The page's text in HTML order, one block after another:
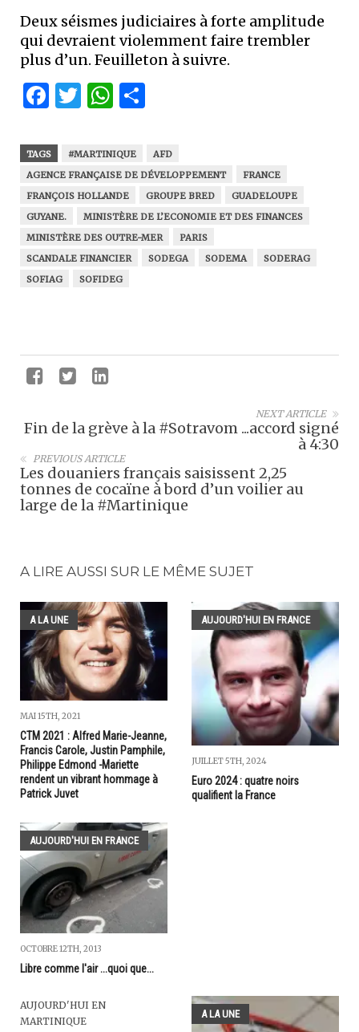
Deux séismes judiciaires à forte amplitude
qui devraient violemment faire trembler
plus d’un. Feuilleton à suivre.
Facebook
Twitter
WhatsApp
TAGS #MARTINIQUE
AFD
AGENCE FRANÇAISE DE DÉVELOPPEMENT
FRANCE
FRANÇOIS HOLLANDE
GROUPE BRED
GUADELOUPE
GUYANE.
MINISTÈRE DE L’ECONOMIE ET DES FINANCES
MINISTÈRE DES OUTRE-MER
PARIS
SCANDALE FINANCIER
SODEGA SODEMA
SODERAG
SOFIAG
SOFIDEG
NEXT ARTICLE
Fin de la grève à la #Sotravom ...accord signé
à 4:30
PREVIOUS ARTICLE
Les douaniers français saisissent 2,25
tonnes de cocaïne à bord d’un voilier au
large de la #Martinique
A LIRE AUSSI SUR LE MÊME SUJET
A LA UNE
MAI 15TH, 2021
CTM 2021 : Alfred Marie-Jeanne,
Francis Carole, Justin Pamphile,
Philippe Edmond -Mariette
rendent un vibrant hommage à
Patrick Juvet
AUJOURD'HUI EN FRANCE
JUILLET 5TH, 2024
Euro 2024 : quatre noirs
qualifient la France
AUJOURD'HUI EN FRANCE
OCTOBRE 12TH, 2013
Libre comme l'air ...quoi que...
AUJOURD'HUI EN
MARTINIQUE
A LA UNE